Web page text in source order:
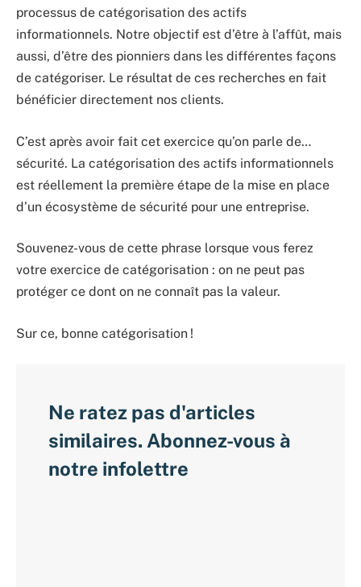
processus de catégorisation des actifs
informationnels. Notre objectif est d’être à l’affût, mais
aussi, d’être des pionniers dans les différentes façons
de catégoriser. Le résultat de ces recherches en fait
bénéficier directement nos clients.
C’est après avoir fait cet exercice qu’on parle de…
sécurité. La catégorisation des actifs informationnels
est réellement la première étape de la mise en place
d’un écosystème de sécurité pour une entreprise.
Souvenez-vous de cette phrase lorsque vous ferez
votre exercice de catégorisation : on ne peut pas
protéger ce dont on ne connaît pas la valeur.
Sur ce, bonne catégorisation !
Ne ratez pas d'articles
similaires. Abonnez-vous à
notre infolettre